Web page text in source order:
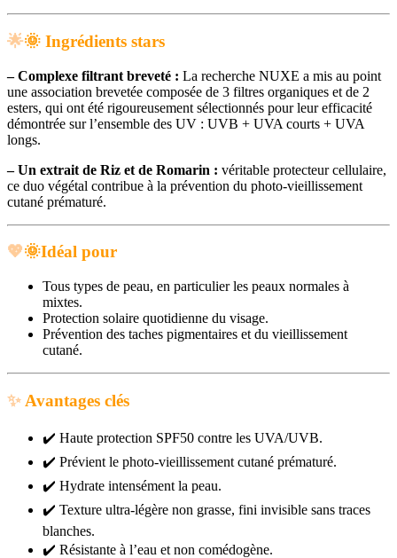
🌟🌞 Ingrédients stars
–Complexe filtrant breveté : La recherche NUXE a mis au point
une association brevetée composée de 3 filtres organiques et de 2
esters, qui ont été rigoureusement sélectionnés pour leur efficacité
démontrée sur l’ensemble des UV : UVB + UVA courts + UVA
longs.
– Un extrait de Riz et de Romarin : véritable protecteur cellulaire,
ce duo végétal contribue à la prévention du photo-vieillissement
cutané prématuré.
💖🌞Idéal pour
Tous types de peau, en particulier les peaux normales à
mixtes.
Protection solaire quotidienne du visage.
Prévention des taches pigmentaires et du vieillissement
cutané.
✨ Avantages clés
✔️ Haute protection SPF50 contre les UVA/UVB.
✔️ Prévient le photo-vieillissement cutané prématuré.
✔️ Hydrate intensément la peau.
✔️ Texture ultra-légère non grasse, fini invisible sans traces
blanches.
✔️ Résistante à l’eau et non comédogène.